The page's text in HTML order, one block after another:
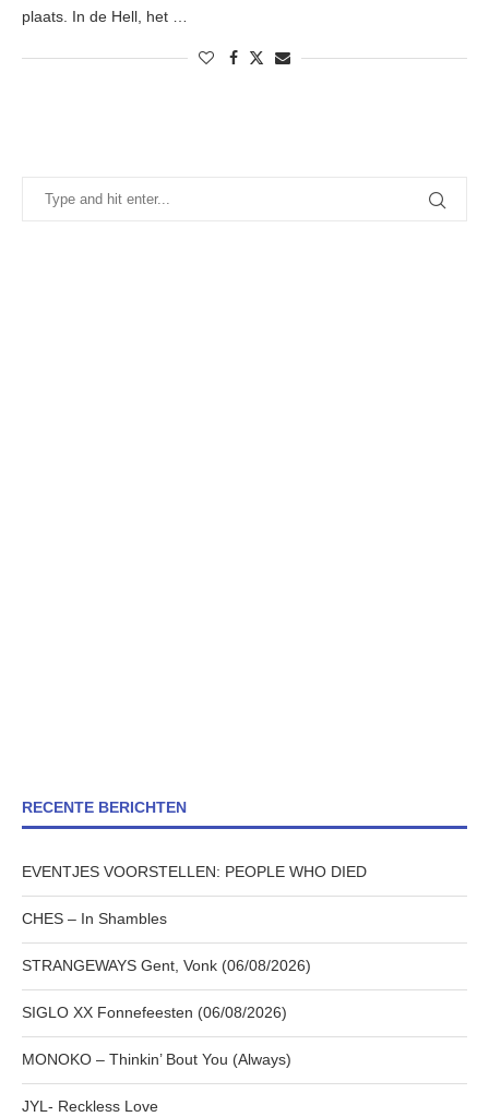
plaats. In de Hell, het …
RECENTE BERICHTEN
EVENTJES VOORSTELLEN: PEOPLE WHO DIED
CHES – In Shambles
STRANGEWAYS Gent, Vonk (06/08/2026)
SIGLO XX Fonnefeesten (06/08/2026)
MONOKO – Thinkin’ Bout You (Always)
JYL- Reckless Love